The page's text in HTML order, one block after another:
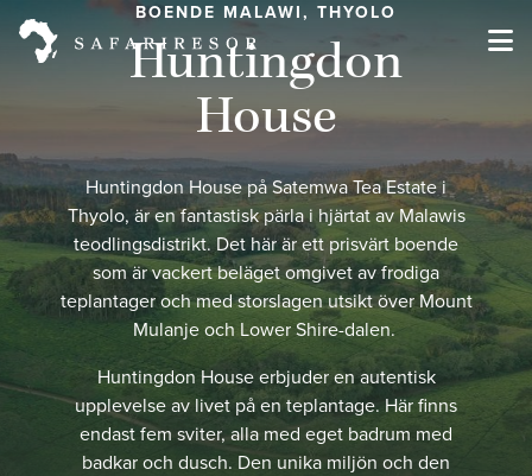
BOENDE MALAWI, THYOLO
Huntingdon
House
Huntingdon House på Satemwa Tea Estate i
Thyolo, är en fantastisk pärla i hjärtat av Malawis
teodlingsdistrikt. Det här är ett prisvärt boende
som är vackert beläget omgivet av frodiga
teplantager och med storslagen utsikt över Mount
Mulanje och Lower Shire-dalen.
Huntingdon House erbjuder en autentisk
upplevelse av livet på en teplantage. Här finns
endast fem sviter, alla med eget badrum med
badkar och dusch. Den unika miljön och den